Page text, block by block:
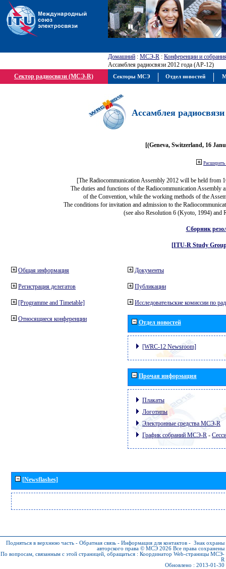
Домашний : МСЭ-R : Конференции и
Ассамблея радиосвязи 2012 года (АР-12)
Сектор радиосвязи (МСЭ-R)
Ассамблея
[(Geneva, Switzerland, 16
Расширить
[The Radiocommunication Assembly 2012 will be held from
The duties and functions of the Radiocommunication
of the Convention, while the working methods of the
The conditions for invitation and admission to the
(see also Resolution 6 (Kyoto, 1994) and
Сборник
[ITU-R Study
Общая информация
Регистрация делегатов
[Programme and Timetable]
Относящиеся конференции
Документы
Публикации
Исследовательские комиссии по
Отдел новостей
[WRC-12 Newsroom]
Прочая информация
Плакаты
Логотипы
Электронные средства МСЭ-R
График собраний МСЭ-R -
[Newsflashes]
Подняться в верхнюю часть - Обратная связь - Информация для контактов - Знак охраны
авторского права © МСЭ 2026 Все права сохранены
По вопросам, связанным с этой страницей, обращаться : Координатор Web-страницы МСЭ-
R
Обновлено : 2013-01-30
Секторы МСЭ Отдел новостей